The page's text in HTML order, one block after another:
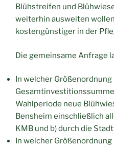
Blühstreifen und
weiterhin ausweiten
kostengünstiger in der
Die gemeinsame Anfrage
In welcher
Wahlperiode neue
Bensheim einschließlich
KMB und b) durch die
In welcher